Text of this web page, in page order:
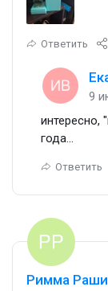
Ответить
9
интересно,
года...
Ответить
Римма